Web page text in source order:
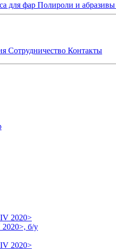
для фар Полироли и абразивы
Сотрудничество Контакты
2020>, б/у